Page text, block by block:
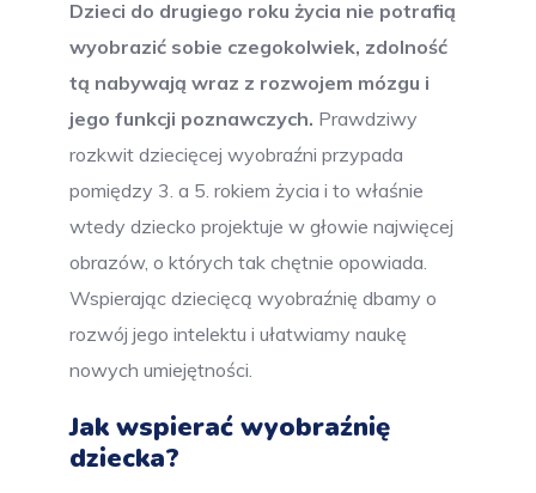
Dzieci do drugiego roku życia nie potrafią
wyobrazić sobie czegokolwiek, zdolność
tą nabywają wraz z rozwojem mózgu i
jego funkcji poznawczych. Prawdziwy
rozkwit dziecięcej wyobraźni przypada
pomiędzy 3. a 5. rokiem życia i to właśnie
wtedy dziecko projektuje w głowie najwięcej
obrazów, o których tak chętnie opowiada.
Wspierając dziecięcą wyobraźnię dbamy o
rozwój jego intelektu i ułatwiamy naukę
nowych umiejętności.
Jak wspierać wyobraźnię
dziecka?